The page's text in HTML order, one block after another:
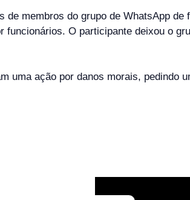
membros do grupo de WhatsApp de
O participante deixou o
uma ação por danos morais, pedindo